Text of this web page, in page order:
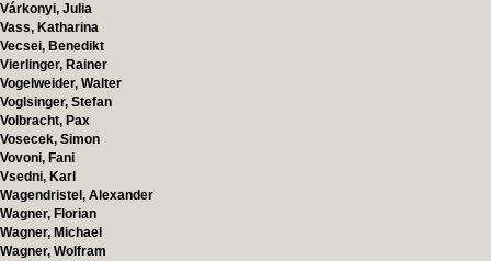
Várkonyi, Julia
Vass, Katharina
Vecsei, Benedikt
Vierlinger, Rainer
Vogelweider, Walter
Voglsinger, Stefan
Volbracht, Pax
Vosecek, Simon
Vovoni, Fani
Vsedni, Karl
Wagendristel, Alexander
Wagner, Florian
Wagner, Michael
Wagner, Wolfram